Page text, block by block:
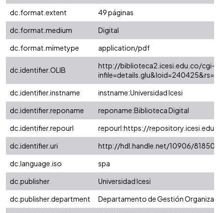
dc.format.extent
49 páginas
dc.format.medium
Digital
dc.format.mimetype
application/pdf
dc.identifier.OLIB
http://biblioteca2.icesi.edu.co/cgi-
dc.identifier.instname
instname:Universidad Icesi
dc.identifier.reponame
reponame:Biblioteca Digital
dc.identifier.repourl
repourl:https://
dc.identifier.uri
http://hdl.handle.net/10906/81850
dc.language.iso
spa
dc.publisher
Universidad Icesi
dc.publisher.department
Departamento de Gestión